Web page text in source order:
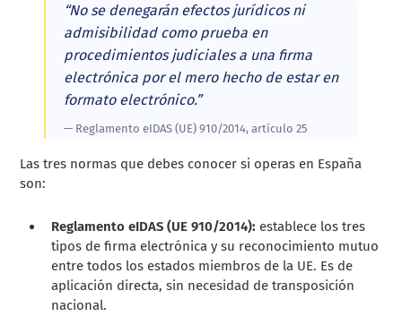
“No se denegarán efectos jurídicos ni
admisibilidad como prueba en
procedimientos judiciales a una firma
electrónica por el mero hecho de estar en
formato electrónico.”
— Reglamento eIDAS (UE) 910/2014, artículo 25
Las tres normas que debes conocer si operas en España
son:
Reglamento eIDAS (UE 910/2014): establece los tres
tipos de firma electrónica y su reconocimiento mutuo
entre todos los estados miembros de la UE. Es de
aplicación directa, sin necesidad de transposición
nacional.